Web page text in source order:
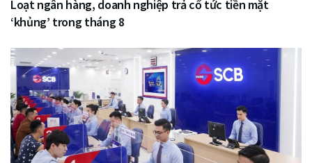
Loạt ngân hàng, doanh nghiệp trả cổ tức tiền mặt
‘khủng’ trong tháng 8